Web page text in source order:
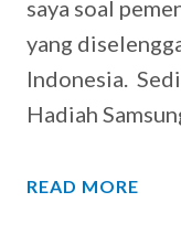
saya soal
yang
Indonesia.
Hadiah
READ MORE